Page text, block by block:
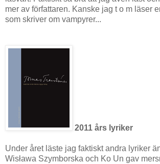
mer av författaren. Kanske jag t o m läser
som skriver om vampyrer...
2011 års lyriker
Under året läste jag faktiskt andra lyriker
Wisława Szymborska och Ko Un gav